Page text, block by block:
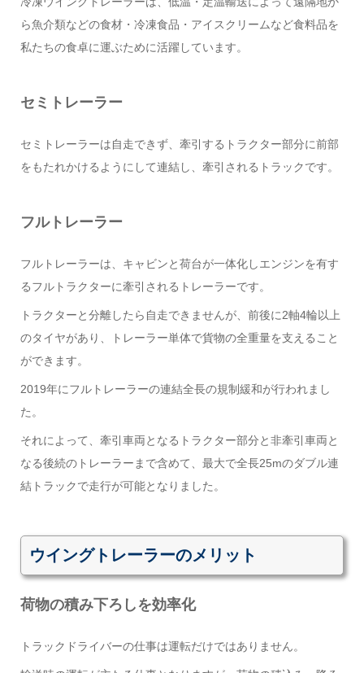
ら魚介類などの食材・冷凍食品・アイスクリームなど食料品を
私たちの食卓に運ぶために活躍しています。
セミトレーラー
セミトレーラーは自走できず、牽引するトラクター部分に前部
をもたれかけるようにして連結し、牽引されるトラックです。
フルトレーラー
フルトレーラーは、キャビンと荷台が一体化しエンジンを有す
るフルトラクターに牽引されるトレーラーです。
トラクターと分離したら自走できませんが、前後に2軸4輪以上
のタイヤがあり、トレーラー単体で貨物の全重量を支えること
ができます。
2019年にフルトレーラーの連結全長の規制緩和が行われまし
た。
それによって、牽引車両となるトラクター部分と非牽引車両と
なる後続のトレーラーまで含めて、最大で全長25mのダブル連
結トラックで走行が可能となりました。
ウイングトレーラーのメリット
荷物の積み下ろしを効率化
トラックドライバーの仕事は運転だけではありません。